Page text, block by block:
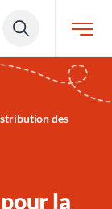
des
la